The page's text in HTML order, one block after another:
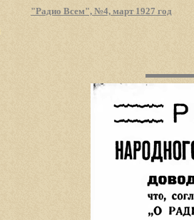
"Радио Всем", №4, март 1927 год